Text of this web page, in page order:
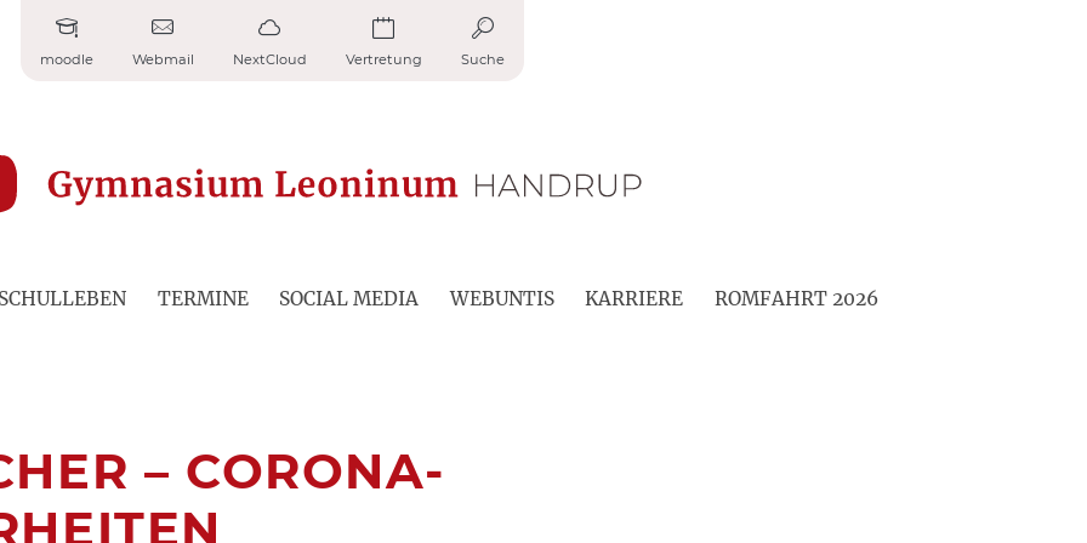
moodle Webmail NextCloud Vertretung Suche
SCHULLEBEN TERMINE SOCIAL MEDIA WEBUNTIS KARRIERE ROMFAHRT 2026
– CORONA-